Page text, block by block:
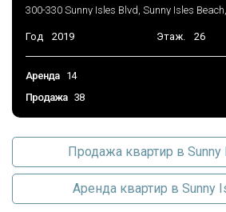
Бассейн
Парковка
Парковка на объекте
Парковка прилагается
Крытый паркинг
Deeded
300-330 Sunny Isles Blvd, Sunny Isles
Год 2019 Этаж. 26
Аренда 14
Продажа 38
Продажа квартир в Sunny
Аренда квартир в Sunny